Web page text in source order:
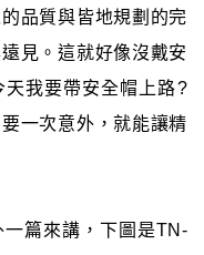
品質與皆地規劃的完
見。這就好像沒戴安
我要帶安全帽上路?
一次意外，就能讓精
篇來講，下圖是TN-